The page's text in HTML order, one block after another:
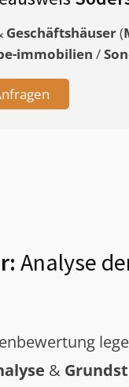
Geschäftshäuser(
immobilien /
Analyse
&